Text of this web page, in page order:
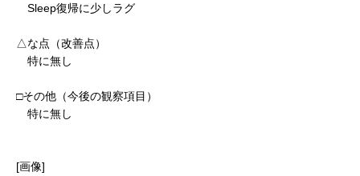
Sleep復帰に少しラグ
△な点（改善点）
特に無し
□その他（今後の観察項目）
特に無し
[画像]